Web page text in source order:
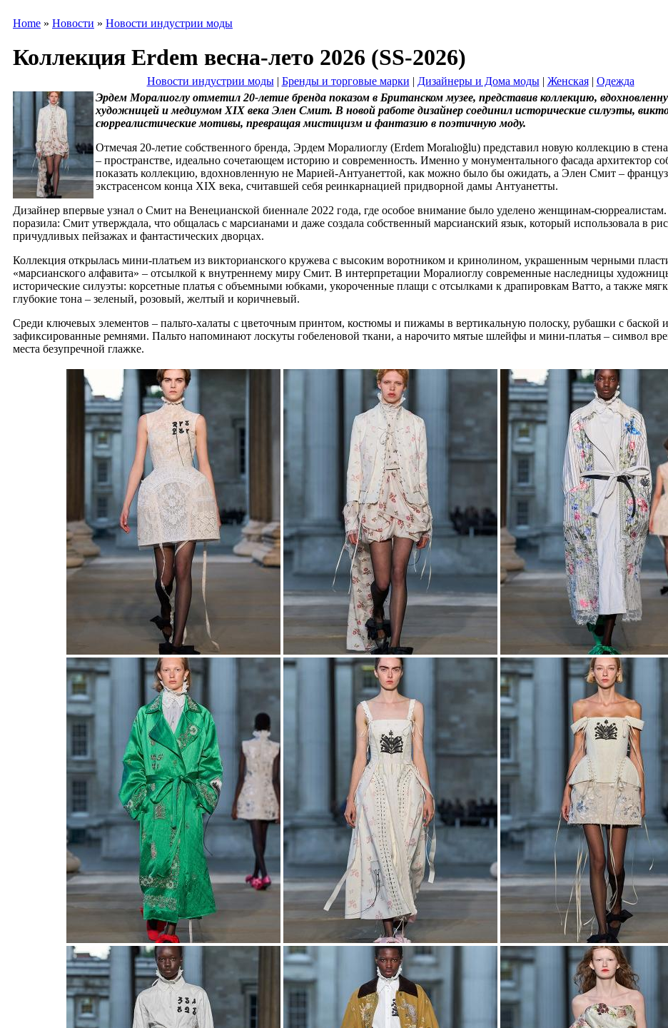
Home » Новости » Новости индустрии моды
Коллекция Erdem весна-лето 2026 (SS-2026)
Новости индустрии моды| Бренды и торговые марки | Дизайнеры и Дома моды| Женская| Одежда
Эрдем Моралиоглу отметил 20-летие бренда показом в Британском музее, представив коллекцию,
художницей и медиумом XIX века Элен Смит. В новой работе дизайнер соединил исторические силуэты,
сюрреалистические мотивы, превращая мистицизм и фантазию в поэтичную моду.
Отмечая 20-летие собственного бренда, Эрдем Моралиоглу (Erdem Moralıoğlu) представил новую коллекцию в
– пространстве, идеально сочетающем историю и современность. Именно у монументального фасада архитектор
показать коллекцию, вдохновленную не Марией-Антуанеттой, как можно было бы ожидать, а Элен Смит –
экстрасенсом конца XIX века, считавшей себя реинкарнацией придворной дамы Антуанетты.
Дизайнер впервые узнал о Смит на Венецианской биеннале 2022 года, где особое внимание было уделено женщинам-
поразила: Смит утверждала, что общалась с марсианами и даже создала собственный марсианский язык, который использовала в
причудливых пейзажах и фантастических дворцах.
Коллекция открылась мини-платьем из викторианского кружева с высоким воротником и кринолином, украшенным черными
«марсианского алфавита» – отсылкой к внутреннему миру Смит. В интерпретации Моралиоглу современные наследницы
исторические силуэты: корсетные платья с объемными юбками, укороченные плащи с отсылками к драпировкам Ватто, а также
глубокие тона – зеленый, розовый, желтый и коричневый.
Среди ключевых элементов – пальто-халаты с цветочным принтом, костюмы и пижамы в вертикальную полоску, рубашки с баской
зафиксированные ремнями. Пальто напоминают лоскуты гобеленовой ткани, а нарочито мятые шлейфы и мини-платья – символ
места безупречной глажке.